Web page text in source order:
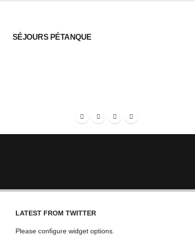
SÉJOURS PÉTANQUE
LATEST FROM TWITTER
Please configure widget options.